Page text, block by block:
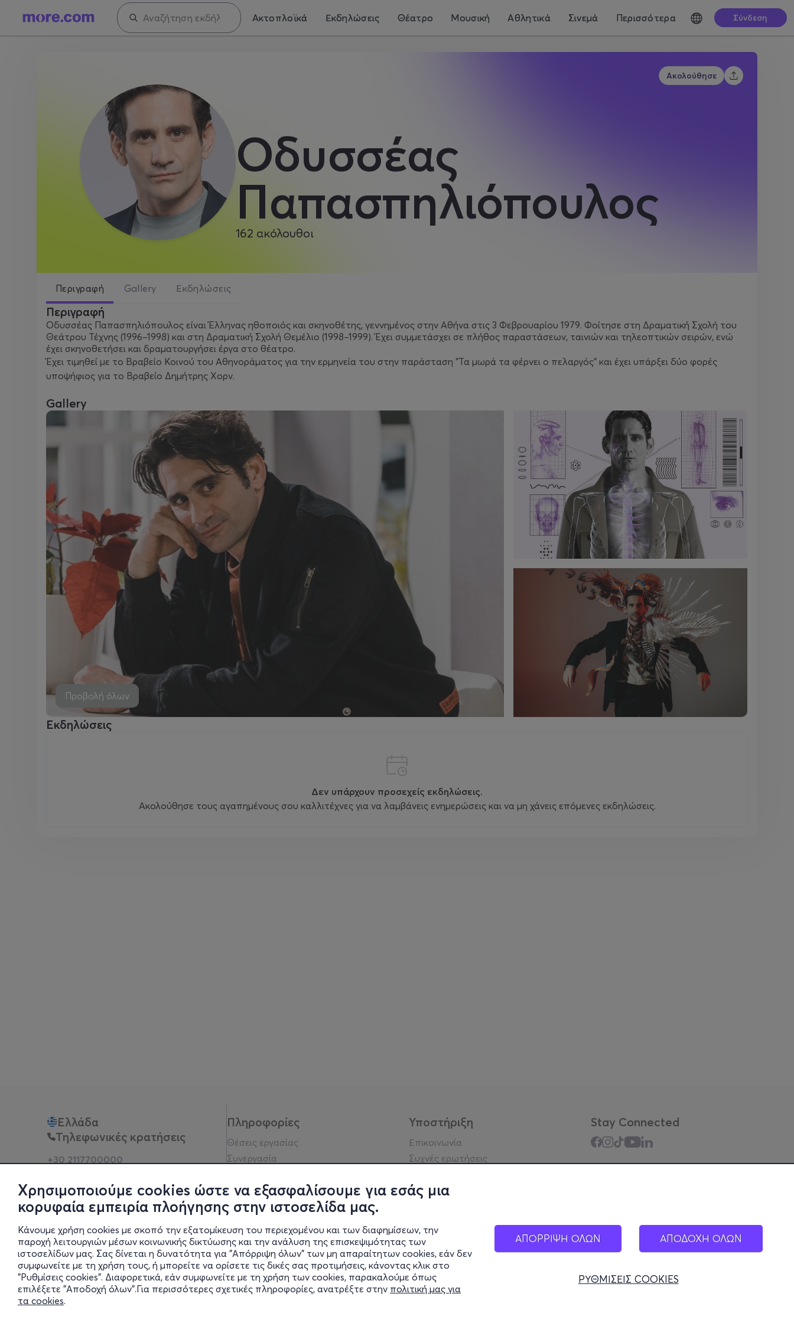
Χρησιμοποιούμε cookies ώστε να εξασφαλίσουμε για εσάς μια
κορυφαία εμπειρία πλοήγησης στην ιστοσελίδα μας.
Κάνουμε χρήση cookies με σκοπό την εξατομίκευση του περιεχομένου και των διαφημίσεων, την
παροχή λειτουργιών μέσων κοινωνικής δικτύωσης και την ανάλυση της επισκεψιμότητας των
ιστοσελίδων μας. Σας δίνεται η δυνατότητα για "Απόρριψη όλων" των μη απαραίτητων cookies, εάν δεν
συμφωνείτε με τη χρήση τους, ή μπορείτε να ορίσετε τις δικές σας προτιμήσεις, κάνοντας κλικ στο
"Ρυθμίσεις cookies". Διαφορετικά, εάν συμφωνείτε με τη χρήση των cookies, παρακαλούμε όπως
επιλέξετε "Αποδοχή όλων".Για περισσότερες σχετικές πληροφορίες, ανατρέξτε στην πολιτική μας για
τα cookies.
ΑΠΟΡΡΙΨΗ ΟΛΩΝ ΑΠΟΔΟΧΗ ΟΛΩΝ
ΡΥΘΜΙΣΕΙΣ COOKIES
Ακτοπλοϊκά Εκδηλώσεις Θέατρο Μουσική Αθλητικά Σινεμά Περισσότερα Σύνδεση
Οδυσσέας
Παπασπηλιόπουλος
162 ακόλουθοι
Ακολούθησε
Περιγραφή Gallery Εκδηλώσεις
Περιγραφή
Οδυσσέας Παπασπηλιόπουλος είναι Έλληνας ηθοποιός και σκηνοθέτης, γεννημένος στην Αθήνα στις 3 Φεβρουαρίου 1979. Φοίτησε στη Δραματική Σχολή του
Θεάτρου Τέχνης (1996–1998) και στη Δραματική Σχολή Θεμέλιο (1998–1999). Έχει συμμετάσχει σε πλήθος παραστάσεων, ταινιών και τηλεοπτικών σειρών, ενώ
έχει σκηνοθετήσει και δραματουργήσει έργα στο θέατρο.
Έχει τιμηθεί με το Βραβείο Κοινού του Αθηνοράματος για την ερμηνεία του στην παράσταση "Τα μωρά τα φέρνει ο πελαργός" και έχει υπάρξει δύο φορές
υποψήφιος για το Βραβείο Δημήτρης Χορν.
Gallery
Προβολή όλων
Εκδηλώσεις
Δεν υπάρχουν προσεχείς εκδηλώσεις.
Ακολούθησε τους αγαπημένους σου καλλιτέχνες για να λαμβάνεις ενημερώσεις και να μη χάνεις επόμενες εκδηλώσεις.
Ελλάδα
Τηλεφωνικές κρατήσεις
+30 2117700000
Φυσικά σημεία
Πληροφορίες
Θέσεις εργασίας
Συνεργασία
Πολιτική απορρήτου
Νομική σημείωση
Blog
Οικονομικά στοιχεία
Πολιτικές Εταιρείας
Έκθεση Διαφάνειας
Υποστήριξη
Επικοινωνία
Συχνές ερωτήσεις
Υπηρεσίες
Σύνδεση reseller
Stay Connected